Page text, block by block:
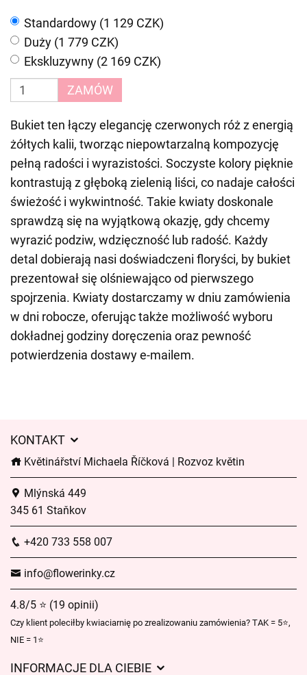
Standardowy (1 129 CZK)
Duży (1 779 CZK)
Ekskluzywny (2 169 CZK)
ZAMÓW
Bukiet ten łączy elegancję czerwonych róż z energią
żółtych kalii, tworząc niepowtarzalną kompozycję
pełną radości i wyrazistości. Soczyste kolory pięknie
kontrastują z głęboką zielenią liści, co nadaje całości
świeżość i wykwintność. Takie kwiaty doskonale
sprawdzą się na wyjątkową okazję, gdy chcemy
wyrazić podziw, wdzięczność lub radość. Każdy
detal dobierają nasi doświadczeni floryści, by bukiet
prezentował się olśniewająco od pierwszego
spojrzenia. Kwiaty dostarczamy w dniu zamówienia
w dni robocze, oferując także możliwość wyboru
dokładnej godziny doręczenia oraz pewność
potwierdzenia dostawy e-mailem.
KONTAKT
Květinářství Michaela Říčková | Rozvoz květin
Mlýnská 449
345 61 Staňkov
+420 733 558 007
info@flowerinky.cz
4.8/5 ⭐ (19 opinii)
Czy klient poleciłby kwiaciarnię po zrealizowaniu zamówienia? TAK = 5⭐,
NIE = 1⭐
INFORMACJE DLA CIEBIE